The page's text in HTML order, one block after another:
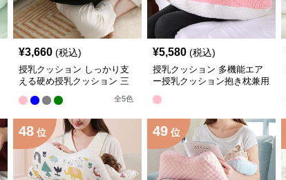
¥3,660 (税込)
授乳クッション しっかり支
える硬め授乳クッション 三
全5色
¥5,580 (税込)
授乳クッション 多機能エア
ー授乳クッション抱き枕兼用
48 位 49 位